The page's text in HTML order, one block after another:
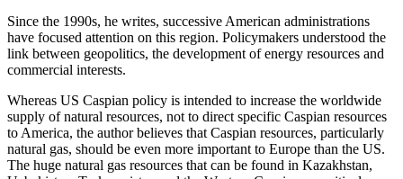
Since the 1990s, he writes, successive American administrations
have focused attention on this region. Policymakers understood the
link between geopolitics, the development of energy resources and
commercial interests.
Whereas US Caspian policy is intended to increase the worldwide
supply of natural resources, not to direct specific Caspian resources
to America, the author believes that Caspian resources, particularly
natural gas, should be even more important to Europe than the US.
The huge natural gas resources that can be found in Kazakhstan,